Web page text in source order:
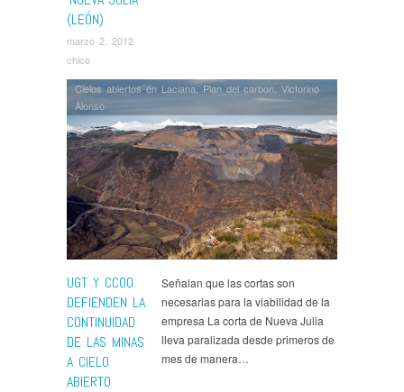
(LEÓN)
marzo 2, 2012
chico
UGT Y CCOO
DEFIENDEN LA
CONTINUIDAD
DE LAS MINAS
A CIELO
ABIERTO
Cielos abiertos en Laciana,Plan del carbon, Victorino
Alonso
Señalan que las cortas son
necesarias para la viabilidad de la
empresa La corta de Nueva Julia
lleva paralizada desde primeros de
mes de manera…